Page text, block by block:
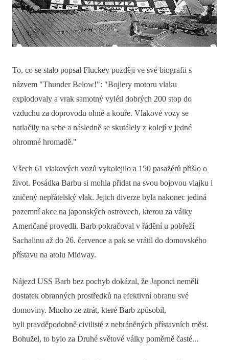
To, co se stalo popsal Fluckey později ve své biografii s
názvem "Thunder Below!": "Bojlery motoru vlaku
explodovaly a vrak samotný vylétl dobrých 200 stop do
vzduchu za doprovodu ohně a kouře. Vlakové vozy se
natlačily na sebe a následně se skutálely z kolejí v jedné
ohromné hromadě."
Všech 61 vlakových vozů vykolejilo a 150 pasažérů přišlo o
život. Posádka Barbu si mohla přidat na svou bojovou vlajku i
zničený nepřátelský vlak. Jejich diverze byla nakonec jediná
pozemní akce na japonských ostrovech, kterou za války
Američané provedli. Barb pokračoval v řádění u pobřeží
Sachalinu až do 26. července a pak se vrátil do domovského
přístavu na atolu Midway.
Nájezd USS Barb bez pochyb dokázal, že Japonci neměli
dostatek obranných prostředků na efektivní obranu své
domoviny. Mnoho ze ztrát, které Barb způsobil,
byli pravděpodobně civilisté z nebráněných přístavních měst.
Bohužel, to bylo za Druhé světové války poměrně časté...